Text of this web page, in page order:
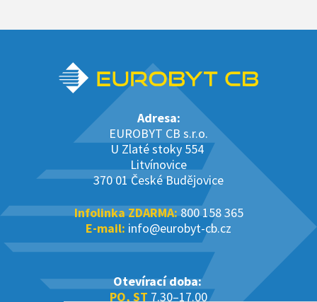
Adresa:
EUROBYT CB s.r.o.
U Zlaté stoky 554
Litvínovice
370 01 České Budějovice
Infolinka ZDARMA:800 158 365
E-mail: info@eurobyt-cb.cz
Otevírací doba:
PO, ST 7.30–17.00